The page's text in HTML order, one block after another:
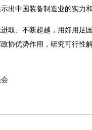
出中国装备制造业的实力
、不断超越，用好用足
协优势作用，研究可行性